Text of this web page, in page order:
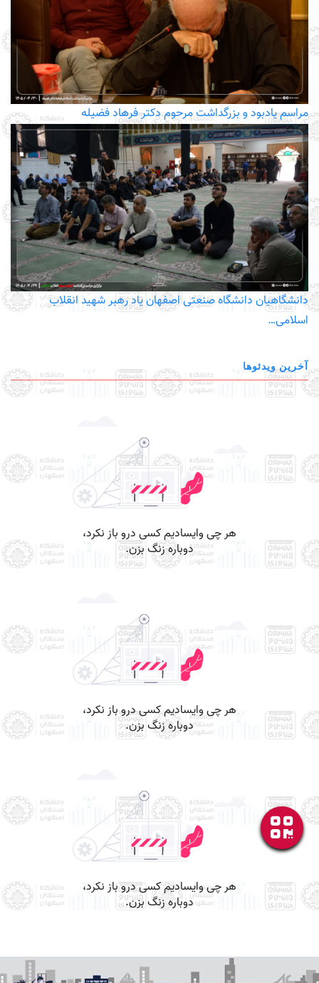
مراسم یادبود و بزرگداشت مرحوم دکتر فرهاد فضیله
دانشگاهیان دانشگاه صنعتی اصفهان یاد رهبر شهید انقلاب
اسلامی…
آخرین ویدئوها